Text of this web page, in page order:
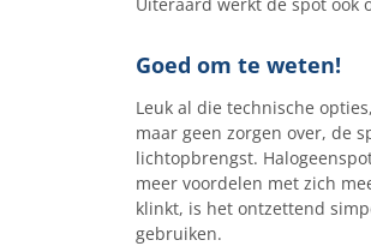
Goed om te weten!
Leuk al die technische
maar geen zorgen over, de
lichtopbrengst.
meer voordelen met zich
klinkt, is het ontzettend
gebruiken.